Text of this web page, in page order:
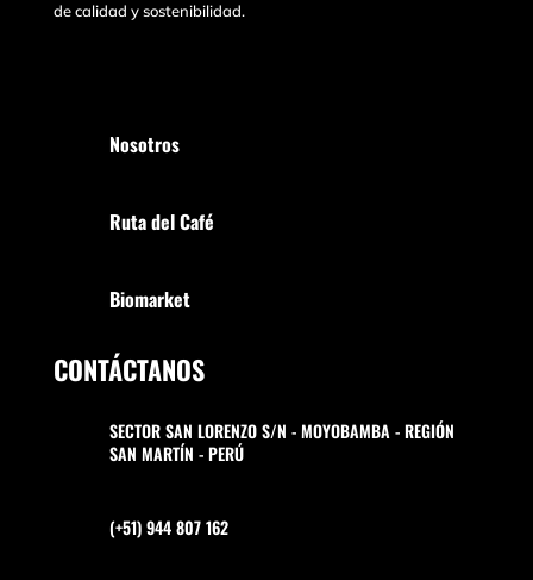
de calidad y sostenibilidad.
Nosotros
Ruta del Café
Biomarket
CONTÁCTANOS
SECTOR SAN LORENZO S/N - MOYOBAMBA - REGIÓN
SAN MARTÍN - PERÚ
(+51) 944 807 162